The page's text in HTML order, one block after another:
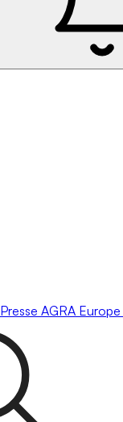
Presse AGRA Europe